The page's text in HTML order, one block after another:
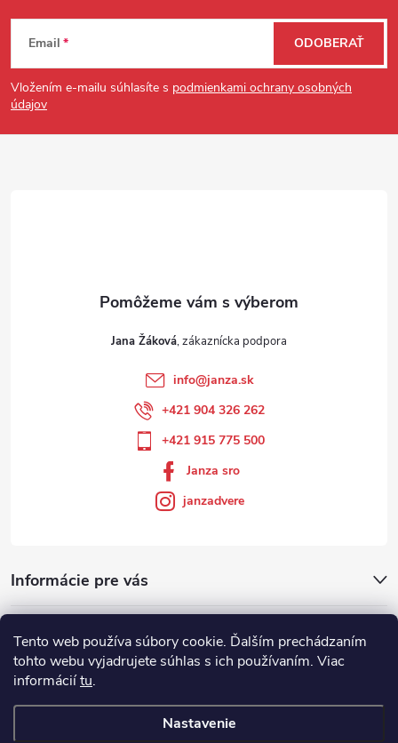
Tento web používa súbory cookie. Ďalším prechádzaním
tohto webu vyjadrujete súhlas s ich používaním. Viac
informáciítu.
Nastavenie
Zápätie
Email
Vložením e-mailu súhlasíte s podmienkami ochrany osobných
údajov
ODOBERAŤ
Informácie pre vás
Jana Žáková
info@janza.sk
+421 904 326 262
+421 915 775 500
Janza sro
janzadvere
Showroom